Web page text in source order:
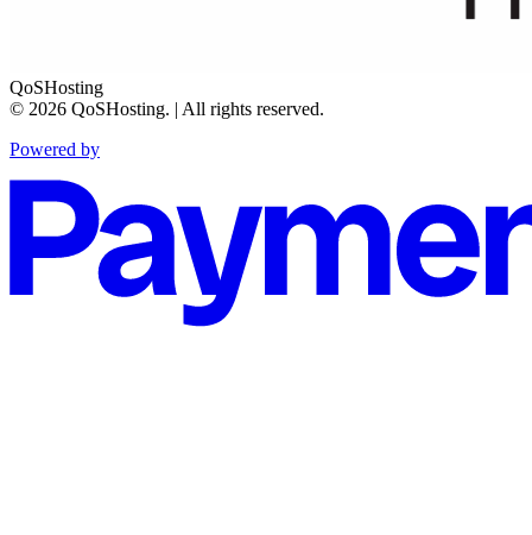
QoSHosting
© 2026 QoSHosting. | All rights reserved.
Powered by